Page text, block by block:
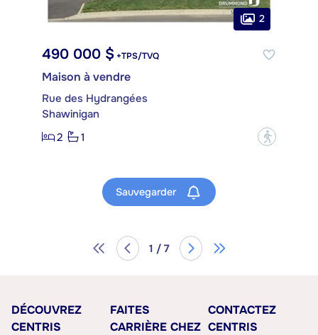
2
490 000 $ +TPS/TVQ
Maison à vendre
Rue des Hydrangées
Shawinigan
2
1 ?
Sauvegarder
1 / 7
DÉCOUVREZ
CENTRIS
FAITES
CARRIÈRE CHEZ
CONTACTEZ
CENTRIS